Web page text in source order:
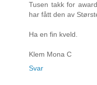
Tusen takk for
har fått den av
Ha en fin kveld.
Klem Mona C
Svar